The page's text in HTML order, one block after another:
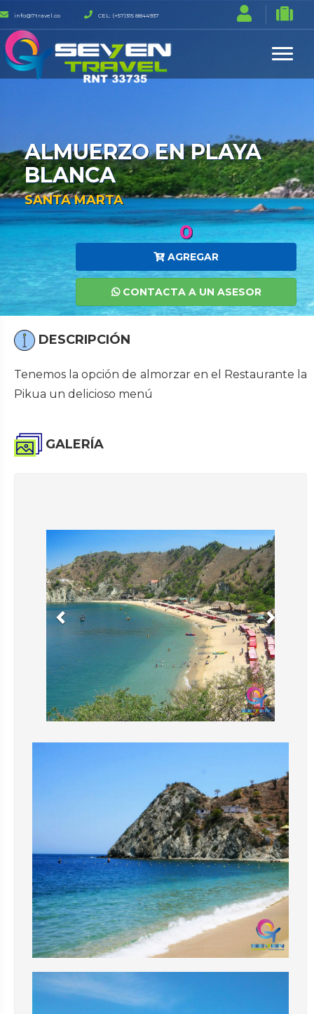
info@7travel.co CEL: (+57)315 8844937
ALMUERZO EN PLAYA
BLANCA
SANTA MARTA
0
AGREGAR
CONTACTA A UN ASESOR
DESCRIPCIÓN
Tenemos la opción de almorzar en el Restaurante la
Pikua un delicioso menú
GALERÍA